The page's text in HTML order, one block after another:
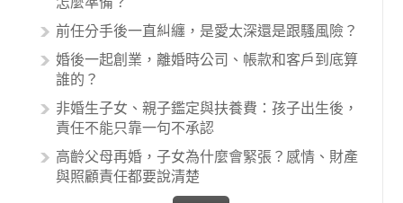
的內容其實非常多，有些案例…
前任分手後一直糾纏，是愛太深還是跟騷風險？
婚後一起創業，離婚時公司、帳款和客戶到底算
誰的？
非婚生子女、親子鑑定與扶養費：孩子出生後，
責任不能只靠一句不承認
高齡父母再婚，子女為什麼會緊張？感情、財產
與照顧責任都要說清楚